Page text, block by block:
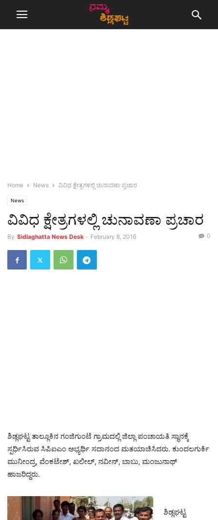
Home News ವಿವಿಧ ಕ್ಷೇತ್ರಗಳಲ್ಲಿ ಚುನಾವಣಾ ಪ್ರಚಾರ
News
ವಿವಿಧ ಕ್ಷೇತ್ರಗಳಲ್ಲಿ ಚುನಾವಣಾ ಪ್ರಚಾರ
By Sidlaghatta News Desk - February 8, 2016 0
ಶಿಡ್ಲಘಟ್ಟ ತಾಲ್ಲೂಕಿನ ಗಂಜಿಗುಂಟೆ ಗ್ರಾಮದಲ್ಲಿ ಜಿಲ್ಲಾ ಪಂಚಾಯತಿ ಸ್ಥಾನಕ್ಕೆ
ಸ್ಪರ್ಧಿಸಿರುವ ಸಿಪಿಐಎಂ ಅಭ್ಯರ್ಥಿ ಸದಾನಂದ ಮತಯಾಚಿಸಿದರು. ಕುಂದಲಗುರ್ಕಿ
ಮುನೀಂದ್ರ, ವೆಂಕಟೇಶ್, ಖಲೀಲ್, ನವೀನ್, ಬಾಬು, ಮಂಜುನಾಥ್
ಹಾಜರಿದ್ದರು.
ಶಿಡ್ಲಘಟ್ಟ